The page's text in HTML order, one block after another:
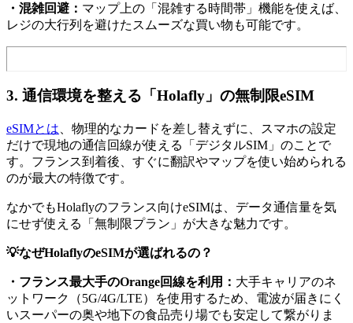
・混雑回避： マップ上の「混雑する時間帯」機能を使えば、
レジの大行列を避けたスムーズな買い物も可能です。
3. 通信環境を整える「Holafly」の無制限eSIM
eSIMとは 、物理的なカードを差し替えずに、スマホの設定
だけで現地の通信回線が使える「デジタルSIM」のことで
す。フランス到着後、すぐに翻訳やマップを使い始められる
のが最大の特徴です。
なかでもHolaflyのフランス向けeSIMは、データ通信量を気
にせず使える「無制限プラン」が大きな魅力です。
💡なぜHolaflyのeSIMが選ばれるの？
・フランス最大手のOrange回線を利用： 大手キャリアのネ
ットワーク（5G/4G/LTE）を使用するため、電波が届きにく
いスーパーの奥や地下の食品売り場でも安定して繋がりま